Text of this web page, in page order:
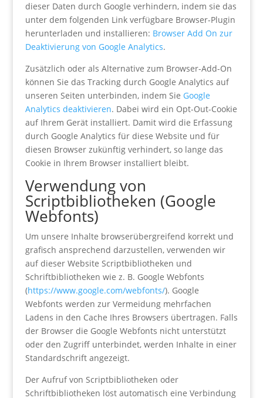
dieser Daten durch Google verhindern, indem sie das
unter dem folgenden Link verfügbare Browser-Plugin
herunterladen und installieren: Browser Add On zur
Deaktivierung von Google Analytics.
Zusätzlich oder als Alternative zum Browser-Add-On
können Sie das Tracking durch Google Analytics auf
unseren Seiten unterbinden, indem Sie Google
Analytics deaktivieren. Dabei wird ein Opt-Out-Cookie
auf Ihrem Gerät installiert. Damit wird die Erfassung
durch Google Analytics für diese Website und für
diesen Browser zukünftig verhindert, so lange das
Cookie in Ihrem Browser installiert bleibt.
Verwendung von
Scriptbibliotheken (Google
Webfonts)
Um unsere Inhalte browserübergreifend korrekt und
grafisch ansprechend darzustellen, verwenden wir
auf dieser Website Scriptbibliotheken und
Schriftbibliotheken wie z. B. Google Webfonts
(https://www.google.com/webfonts/). Google
Webfonts werden zur Vermeidung mehrfachen
Ladens in den Cache Ihres Browsers übertragen. Falls
der Browser die Google Webfonts nicht unterstützt
oder den Zugriff unterbindet, werden Inhalte in einer
Standardschrift angezeigt.
Der Aufruf von Scriptbibliotheken oder
Schriftbibliotheken löst automatisch eine Verbindung